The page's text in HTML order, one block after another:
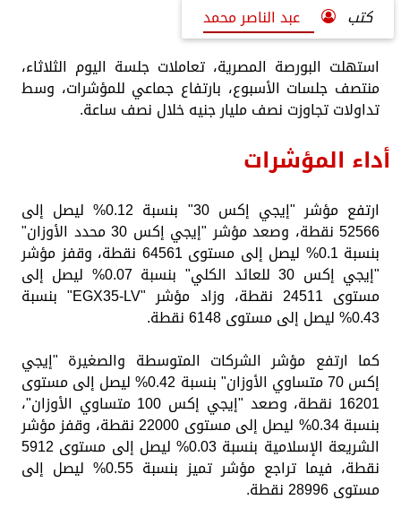
كتب
عبد الناصر محمد
استهلت البورصة المصرية، تعاملات جلسة اليوم الثلاثاء،
منتصف جلسات الأسبوع، بارتفاع جماعي للمؤشرات، وسط
تداولات تجاوزت نصف مليار جنيه خلال نصف ساعة.
أداء المؤشرات
ارتفع مؤشر "إيجي إكس 30" بنسبة 0.12% ليصل إلى
52566 نقطة، وصعد مؤشر "إيجي إكس 30 محدد الأوزان"
بنسبة 0.1% ليصل إلى مستوى 64561 نقطة، وقفز مؤشر
"إيجي إكس 30 للعائد الكلي" بنسبة 0.07% ليصل إلى
مستوى 24511 نقطة، وزاد مؤشر "EGX35-LV" بنسبة
0.43% ليصل إلى مستوى 6148 نقطة.
كما ارتفع مؤشر الشركات المتوسطة والصغيرة "إيجي
إكس 70 متساوي الأوزان" بنسبة 0.42% ليصل إلى مستوى
16201 نقطة، وصعد "إيجي إكس 100 متساوي الأوزان"،
بنسبة 0.34% ليصل إلى مستوى 22000 نقطة، وقفز مؤشر
الشريعة الإسلامية بنسبة 0.03% ليصل إلى مستوى 5912
نقطة، فيما تراجع مؤشر تميز بنسبة 0.55% ليصل إلى
مستوى 28996 نقطة.